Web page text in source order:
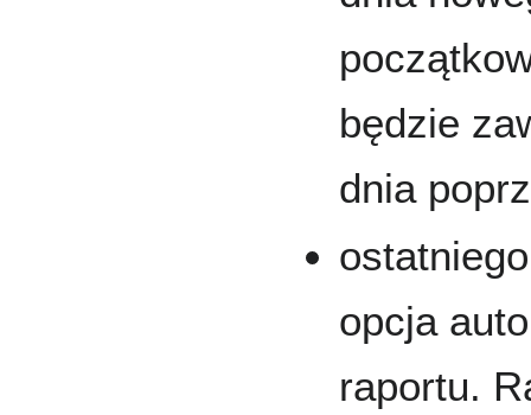
będzie
dnia
opcja
raportu.